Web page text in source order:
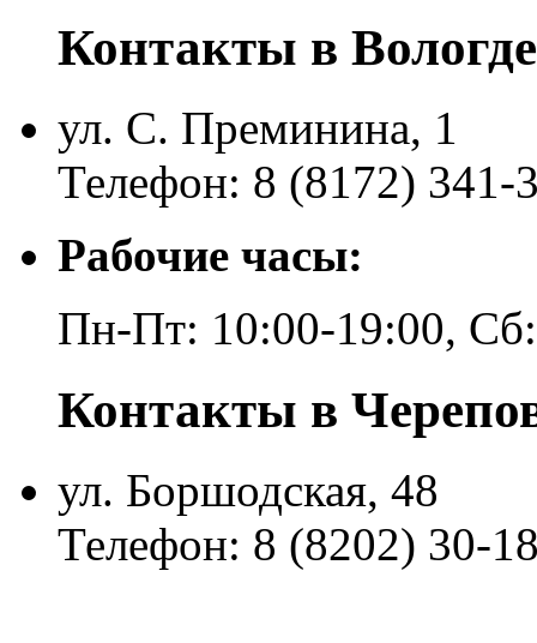
Контакты в Вологде
ул. С. Преминина, 1
Телефон: 8 (8172) 341-
Рабочие часы:
Пн-Пт: 10:00-19:00,
Контакты в
ул. Боршодская, 48
Телефон: 8 (8202) 30-